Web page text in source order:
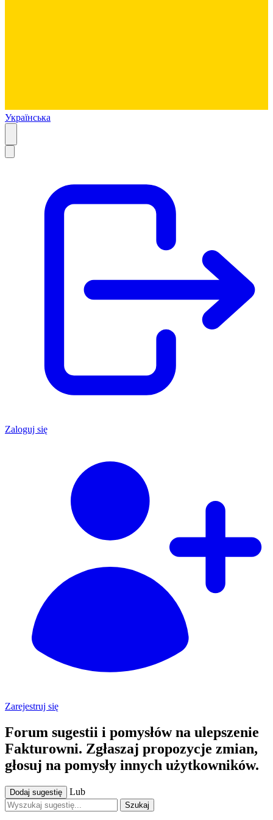
Українська
Zaloguj się
Zarejestruj się
Forum sugestii i pomysłów na ulepszenie
Fakturowni. Zgłaszaj propozycje zmian,
głosuj na pomysły innych użytkowników.
Dodaj sugestię Lub
Szukaj